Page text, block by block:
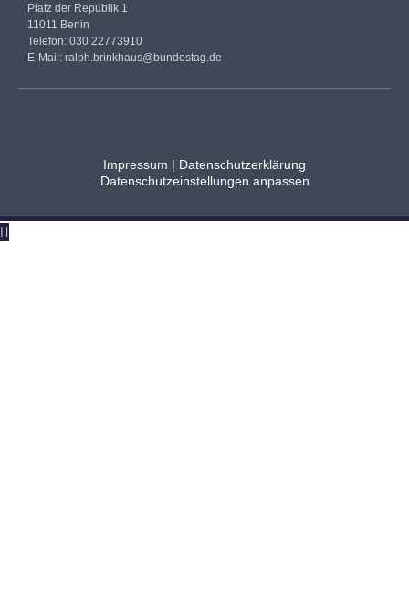
Platz der Republik 1
11011 Berlin
Telefon: 030 22773910
E-Mail: ralph.brinkhaus@bundestag.de
Impressum | Datenschutzerklärung
Datenschutzeinstellungen anpassen